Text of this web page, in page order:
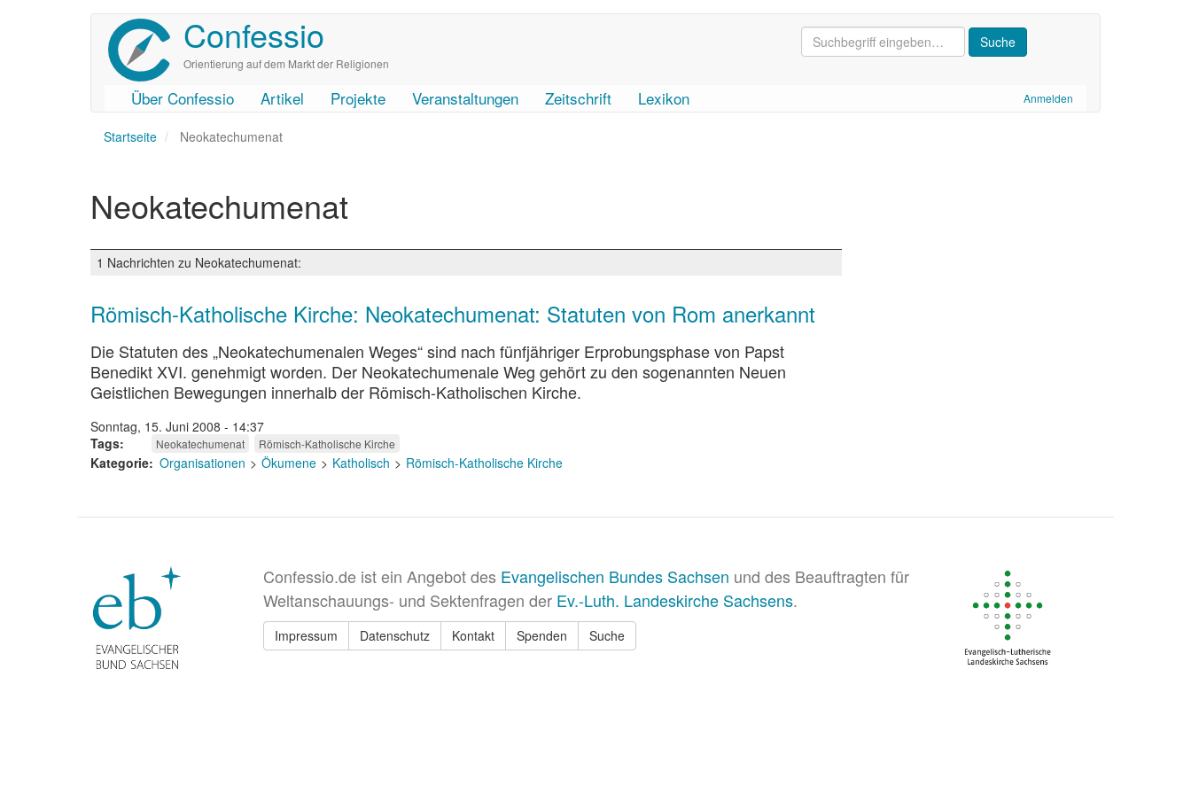
Confessio
Orientierung auf dem Markt der Religionen
User
account
Anmelden
Main
navigation
Über Confessio Artikel Projekte Veranstaltungen Zeitschrift Lexikon
Startseite Neokatechumenat
Neokatechumenat
1 Nachrichten zu Neokatechumenat:
Römisch-Katholische Kirche: Neokatechumenat: Statuten von Rom anerkannt
Die Statuten des „Neokatechumenalen Weges“ sind nach fünfjähriger Erprobungsphase von Papst
Benedikt XVI. genehmigt worden. Der Neokatechumenale Weg gehört zu den sogenannten Neuen
Geistlichen Bewegungen innerhalb der Römisch-Katholischen Kirche.
Sonntag, 15. Juni 2008 - 14:37
Tags
Neokatechumenat Römisch-Katholische Kirche
Kategorie Organisationen Ökumene Katholisch Römisch-Katholische Kirche
Confessio.de ist ein Angebot des Evangelischen Bundes Sachsen und des Beauftragten für
Weltanschauungs- und Sektenfragen der Ev.-Luth. Landeskirche Sachsens.
Impressum Datenschutz Kontakt Spenden Suche